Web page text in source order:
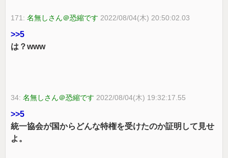
171:名無しさん＠恐縮です 2022/08/04(木) 20:50:02.03
>>5
は？www
34:名無しさん＠恐縮です 2022/08/04(木) 19:32:17.55
>>5
統一協会が国からどんな特権を受けたのか証明して見せ
よ。